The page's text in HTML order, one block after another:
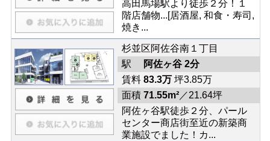
高田馬場駅より徒歩２分！１
階店舗物...[居酒屋, 和食・寿司,
焼き...
杉並区阿佐谷南１丁目
駅
阿佐ヶ谷 2分
賃料 83.3万坪3.85万
面積 71.55m²／21.64坪
阿佐ヶ谷駅徒歩２分、パール
センター商店街至近の新築商
業施設でました！カ...